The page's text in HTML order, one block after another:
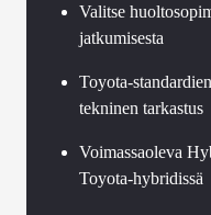
Valitse
jatkumisesta
Toyota-
tekninen tarkastus
Voimassaoleva
Toyota-hybridissä